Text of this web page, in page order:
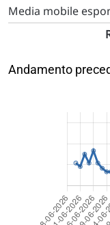
Media mobile
Andamento